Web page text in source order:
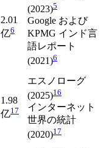
2.01
亿6
(2023)5
Google および
KPMG インド言
語レポート
(2021)6
1.98
亿17
エスノローグ
(2025)16
インターネット
世界の統計
(2020)17